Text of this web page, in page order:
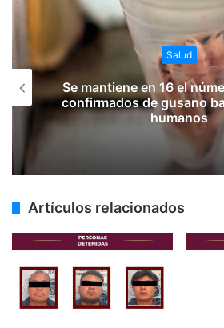
Seguridad y Justicia
Aseguran 12
“huachicoleras” en Tula
Artículos relacionados